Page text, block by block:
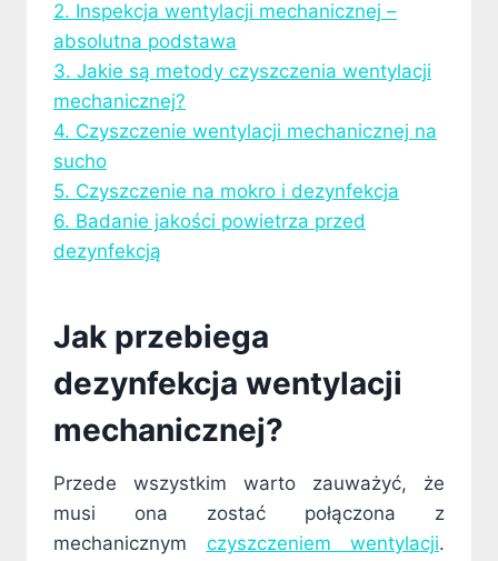
2. Inspekcja wentylacji mechanicznej –
absolutna podstawa
3. Jakie są metody czyszczenia wentylacji
mechanicznej?
4. Czyszczenie wentylacji mechanicznej na
sucho
5. Czyszczenie na mokro i dezynfekcja
6. Badanie jakości powietrza przed
dezynfekcją
Jak przebiega
dezynfekcja wentylacji
mechanicznej?
Przede wszystkim warto zauważyć, że
musi ona zostać połączona z
mechanicznym czyszczeniem wentylacji.